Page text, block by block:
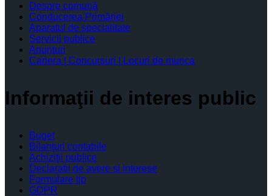
Despre comună
Conducerea Primăriei
Aparatul de specialitate
Servicii publice
Anunturi
Cariera | Concursuri | Locuri de munca
Informaţii de interes public
Buget
Bilanţuri contabile
Achiziţii publice
Declaratii de avere si interese
Formulare tip
GDPR